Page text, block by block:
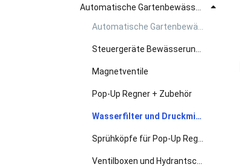
Magnetventile
Pop-Up Regner + Zubehör
Wasserfilter und Druckminderer